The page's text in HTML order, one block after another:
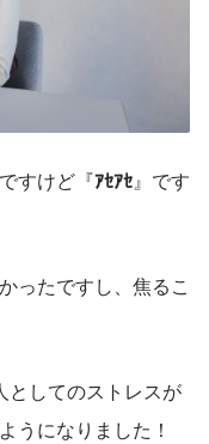
すけど『ｱｾｱｾ』です
ったですし、焦るこ
としてのストレスが
うになりました！